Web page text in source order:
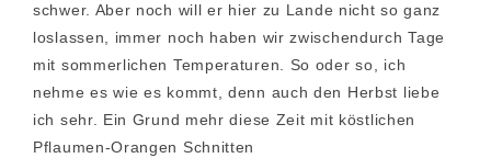
schwer. Aber noch will er hier zu Lande nicht so ganz
loslassen, immer noch haben wir zwischendurch Tage
mit sommerlichen Temperaturen. So oder so, ich
nehme es wie es kommt, denn auch den Herbst liebe
ich sehr. Ein Grund mehr diese Zeit mit köstlichen
Pflaumen-Orangen Schnitten